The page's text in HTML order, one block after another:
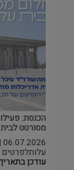
הכנסת:
מסורטט
עודכן